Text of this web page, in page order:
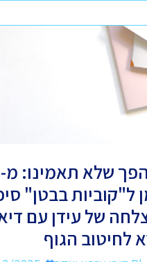
ל"קוביות בבטן"
של עידן עם
לחיטוב הגוף